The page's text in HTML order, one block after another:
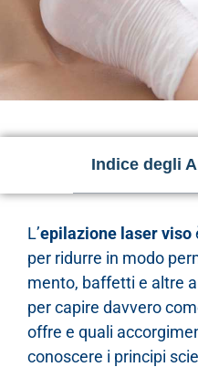
Indice degli
L’epilazione laser viso
per ridurre in modo
mento, baffetti e altre
per capire davvero
offre e quali
conoscere i principi